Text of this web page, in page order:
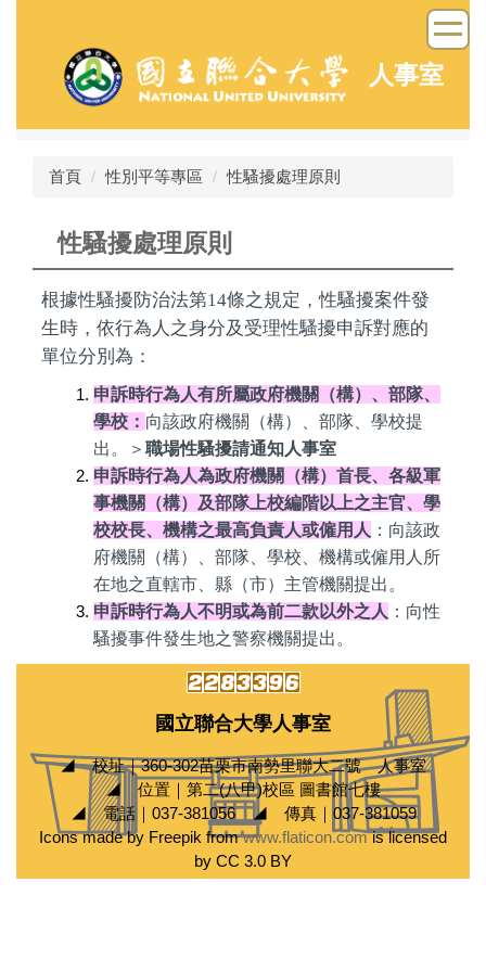
容
人事室
首頁 性別平等專區 性騷擾處理原則
性騷擾處理原則
根據性騷擾防治法第14條之規定，性騷擾案件發
生時，依行為人之身分及受理性騷擾申訴對應的
單位分別為：
申訴時行為人有所屬政府機關（構）、部隊、
學校： 向該政府機關（構）、部隊、學校提
出。＞ 職場性騷擾請通知人事室
申訴時行為人為政府機關（構）首長、各級軍
事機關（構）及部隊上校編階以上之主官、學
校校長、機構之最高負責人或僱用人 ：向該政
府機關（構）、部隊、學校、機構或僱用人所
在地之直轄市、縣（市）主管機關提出。
申訴時行為人不明或為前二款以外之人 ：向性
騷擾事件發生地之警察機關提出。
國立聯合大學人事室
◢ 校址｜360-302苗栗市南勢里聯大二號 人事室
◢ 位置｜第二(八甲)校區 圖書館七樓
◢ 電話｜037-381056 ◢ 傳真｜037-381059
Icons made by Freepik fromwww.flaticon.comis licensed
by CC 3.0 BY